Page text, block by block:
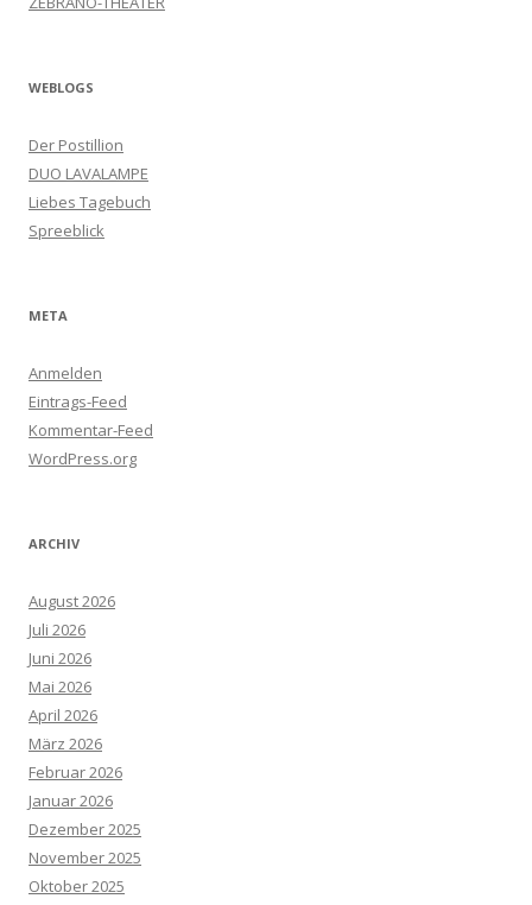
WEBLOGS
Der Postillion
DUO LAVALAMPE
Liebes Tagebuch
Spreeblick
META
Anmelden
Eintrags-Feed
Kommentar-Feed
WordPress.org
ARCHIV
August 2026
Juli 2026
Juni 2026
Mai 2026
April 2026
März 2026
Februar 2026
Januar 2026
Dezember 2025
November 2025
Oktober 2025